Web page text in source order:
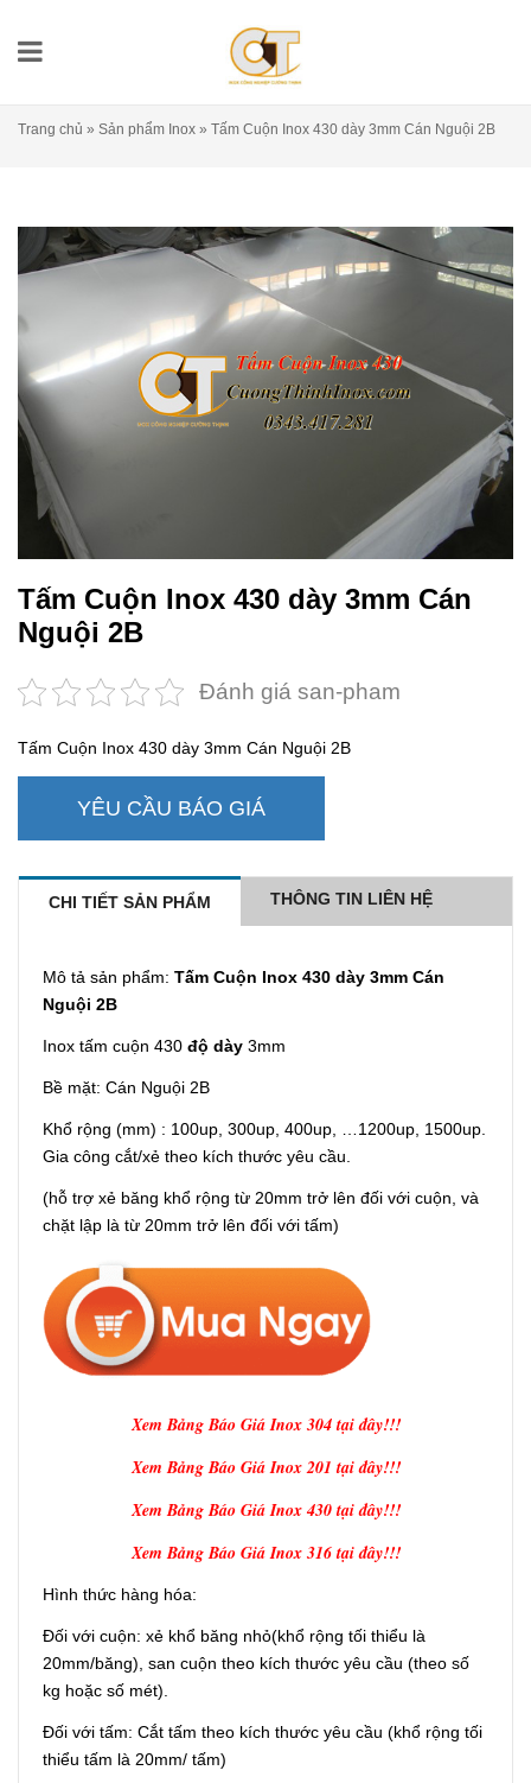
Trang chủ » Sản phẩm Inox » Tấm Cuộn Inox 430 dày 3mm Cán Nguội 2B
Tấm Cuộn Inox 430 dày 3mm Cán
Nguội 2B
Đánh giá san-pham
Tấm Cuộn Inox 430 dày 3mm Cán Nguội 2B
YÊU CẦU BÁO GIÁ
CHI TIẾT SẢN PHẨM THÔNG TIN LIÊN HỆ
Mô tả sản phẩm: Tấm Cuộn Inox 430 dày 3mm Cán
Nguội 2B
Inox tấm cuộn 430 độ dày 3mm
Bề mặt: Cán Nguội 2B
Khổ rộng (mm) : 100up, 300up, 400up, …1200up, 1500up.
Gia công cắt/xẻ theo kích thước yêu cầu.
(hỗ trợ xẻ băng khổ rộng từ 20mm trở lên đối với cuộn, và
chặt lập là từ 20mm trở lên đối với tấm)
Xem Bảng Báo Giá Inox 304 tại đây!!!
Xem Bảng Báo Giá Inox 201 tại đây!!!
Xem Bảng Báo Giá Inox 430 tại đây!!!
Xem Bảng Báo Giá Inox 316 tại đây!!!
Hình thức hàng hóa:
Đối với cuộn: xẻ khổ băng nhỏ(khổ rộng tối thiểu là
20mm/băng), san cuộn theo kích thước yêu cầu (theo số
kg hoặc số mét).
Đối với tấm: Cắt tấm theo kích thước yêu cầu (khổ rộng tối
thiểu tấm là 20mm/ tấm)